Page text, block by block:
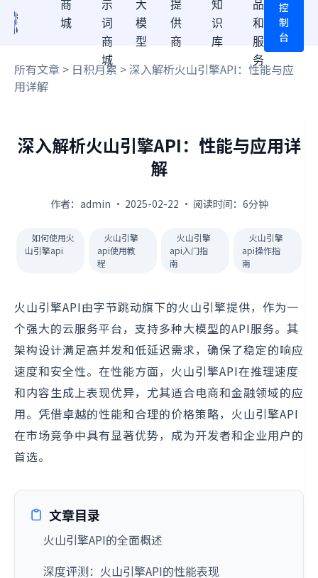
商
城
示
词
商
城
大
模
型
提
供
商
知
识
库
品
和
服
务
控
制
台
所有文章 > 日积月累 > 深入解析火山引擎API：性能与应
用详解
深入解析火山引擎API：性能与应用详
解
作者：admin · 2025-02-22 · 阅读时间：6分钟
如何使用火
山引擎api
火山引擎
api使用教
程
火山引擎
api入门指
南
火山引擎
api操作指
南
火山引擎API由字节跳动旗下的火山引擎提供，作为一
个强大的云服务平台，支持多种大模型的API服务。其
架构设计满足高并发和低延迟需求，确保了稳定的响应
速度和安全性。在性能方面，火山引擎API在推理速度
和内容生成上表现优异，尤其适合电商和金融领域的应
用。凭借卓越的性能和合理的价格策略，火山引擎API
在市场竞争中具有显著优势，成为开发者和企业用户的
首选。
文章目录
火山引擎API的全面概述
深度评测：火山引擎API的性能表现